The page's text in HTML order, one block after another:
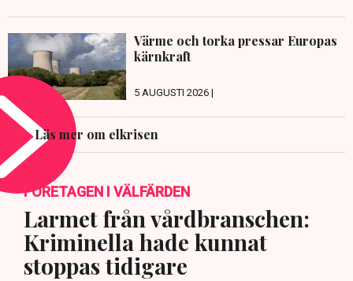
Värme och torka pressar Europas
kärnkraft
5 AUGUSTI 2026 |
Läs mer om elkrisen
FÖRETAGEN I VÄLFÄRDEN
Larmet från vårdbranschen:
Kriminella hade kunnat
stoppas tidigare